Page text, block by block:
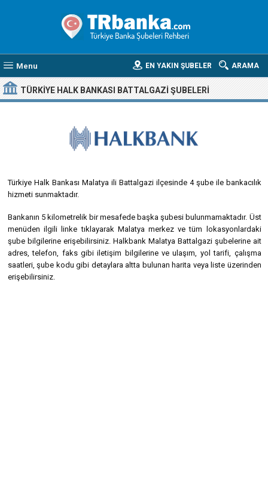
Menu ARAMA
EN YAKIN ŞUBELER
TÜRKIYE HALK BANKASI BATTALGAZI ŞUBELERI
Türkiye Halk Bankası Malatya ili Battalgazi ilçesinde 4 şube ile bankacılık
hizmeti sunmaktadır.
Bankanın 5 kilometrelik bir mesafede başka şubesi bulunmamaktadır. Üst
menüden ilgili linke tıklayarak Malatya merkez ve tüm lokasyonlardaki
şube bilgilerine erişebilirsiniz. Halkbank Malatya Battalgazi şubelerine ait
adres, telefon, faks gibi iletişim bilgilerine ve ulaşım, yol tarifi, çalışma
saatleri, şube kodu gibi detaylara altta bulunan harita veya liste üzerinden
erişebilirsiniz.